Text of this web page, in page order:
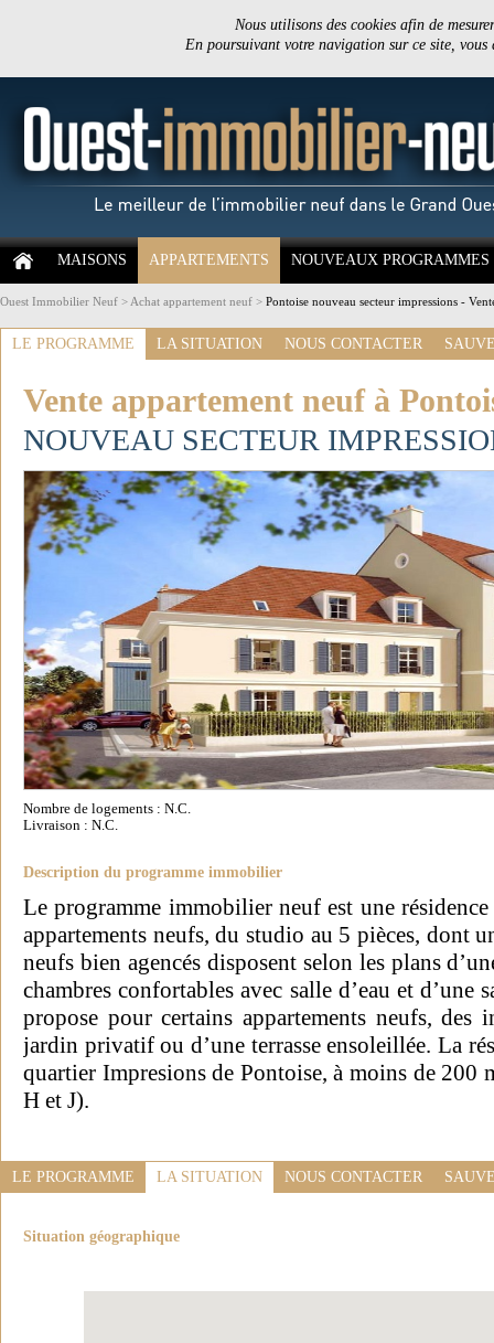
Nous utilisons des cookies afin de
En poursuivant votre navigation sur ce site,
MAISONS APPARTEMENTS NOUVEAUX PROGRAMMES
Ouest Immobilier Neuf > Achat appartement neuf > Pontoise nouveau secteur impressions -
LE PROGRAMME LA SITUATION NOUS CONTACTER
Vente appartement neuf à
NOUVEAU SECTEUR
Nombre de logements : N.C.
Livraison : N.C.
Description du programme immobilier
Le programme immobilier neuf est une
appartements neufs, du studio au 5 pièces, dont
neufs bien agencés disposent selon les plans
chambres confortables avec salle d’eau et d’une
propose pour certains appartements neufs, des
jardin privatif ou d’une terrasse ensoleillée. La
quartier Impresions de Pontoise, à moins de 200
H et J).
LE PROGRAMME LA SITUATION NOUS CONTACTER
Situation géographique